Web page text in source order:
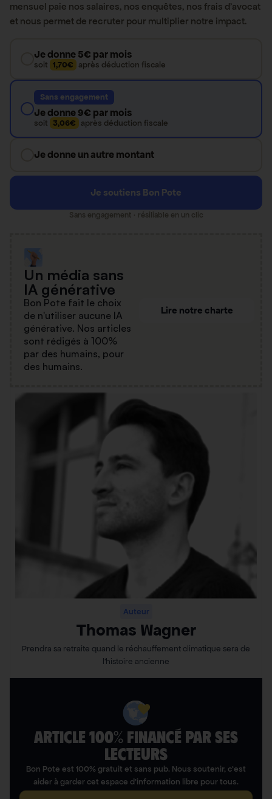
mensuel paie nos salaires, nos enquêtes, nos frais d’avocat
et nous permet de recruter pour multiplier notre impact.
Je donne 5€ par mois
soit 1,70€ après déduction fiscale
Sans engagement
Je donne 9€ par mois
soit 3,06€ après déduction fiscale
Je donne un autre montant
Je soutiens Bon Pote
Sans engagement · résiliable en un clic
Un média sans
IA générative
Bon Pote fait le choix
de n'utiliser aucune IA
générative. Nos articles
sont rédigés à 100%
par des humains, pour
des humains.
Lire notre charte
Auteur
Thomas Wagner
Prendra sa retraite quand le réchauffement climatique sera de
l’histoire ancienne
ARTICLE 100% FINANCÉ PAR SES
LECTEURS​
Bon Pote est 100% gratuit et sans pub. Nous soutenir, c’est
aider à garder cet espace d’information libre pour tous.